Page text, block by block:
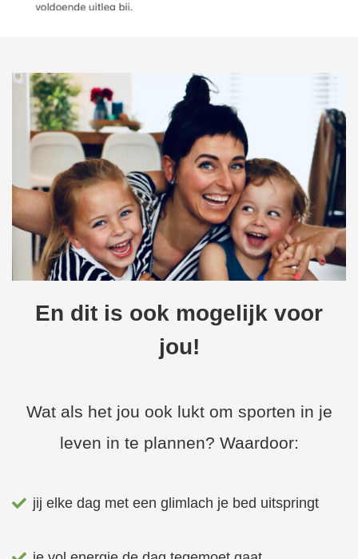
En dit is ook mogelijk voor
jou!
Wat als het jou ook lukt om sporten in je
leven in te plannen? Waardoor:
jij elke dag met een glimlach je bed uitspringt